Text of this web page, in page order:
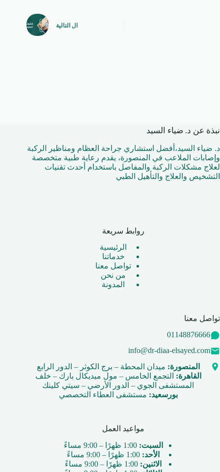
ال التالية
نبذة عن د. ضياء السيد
د. ضياء السيد،أفضل استشاري جراحة العظام ومناظير الركبة
وإصابات الملاعب في المنصورة، يقدم رعاية طبية متخصصة
لعلاج مشكلات الركبة والمفاصل باستخدام أحدث تقنيات
التشخيص والعلاج والتأهيل الطبي
روابط سريعة
الرئيسية
خدماتنا
تواصل معنا
من نحن
المدونة
تواصل معنا
01148876666
info@dr-diaa-elsayed.com
المنصورة: ميدان المحطة – برج الكوثر – الدور الرابع
القاهرة: التجمع الخامس – مول ميديكال بارك – خلف
المستشفى الجوي – الدور الأرضي – سيتي كلينك
بورسعيد: مستشفى العطاء التخصصي
مواعيد العمل
السبت: 1:00 ظهرًا – 9:00 مساءً
الأحد:
الاثنين: